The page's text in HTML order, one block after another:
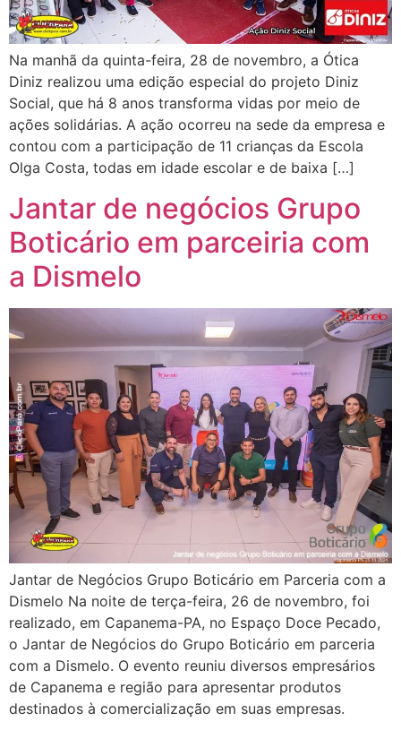
Na manhã da quinta-feira, 28 de novembro, a Ótica
Diniz realizou uma edição especial do projeto Diniz
Social, que há 8 anos transforma vidas por meio de
ações solidárias. A ação ocorreu na sede da empresa e
contou com a participação de 11 crianças da Escola
Olga Costa, todas em idade escolar e de baixa […]
Jantar de negócios Grupo
Boticário em parceiria com
a Dismelo
Jantar de Negócios Grupo Boticário em Parceria com a
Dismelo Na noite de terça-feira, 26 de novembro, foi
realizado, em Capanema-PA, no Espaço Doce Pecado,
o Jantar de Negócios do Grupo Boticário em parceria
com a Dismelo. O evento reuniu diversos empresários
de Capanema e região para apresentar produtos
destinados à comercialização em suas empresas.